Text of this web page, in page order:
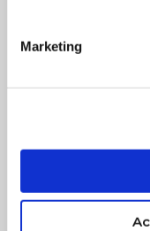
Marketing
n.it